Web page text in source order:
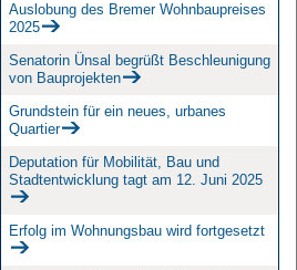
Auslobung des Bremer Wohnbaupreises
2025
Senatorin Ünsal begrüßt Beschleunigung
von Bauprojekten
Grundstein für ein neues, urbanes
Quartier
Deputation für Mobilität, Bau und
Stadtentwicklung tagt am 12. Juni 2025
Erfolg im Wohnungsbau wird fortgesetzt